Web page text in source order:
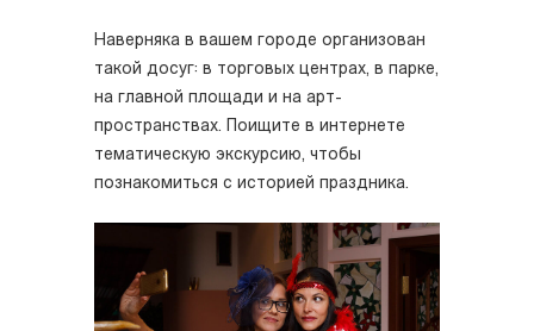
Наверняка в вашем городе организован
такой досуг: в торговых центрах, в парке,
на главной площади и на арт-
пространствах. Поищите в интернете
тематическую экскурсию, чтобы
познакомиться с историей праздника.